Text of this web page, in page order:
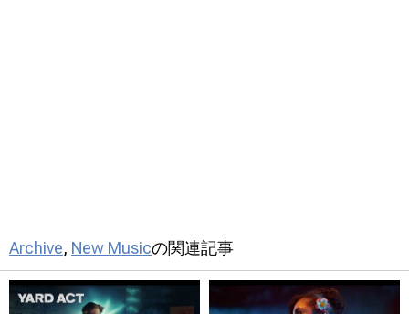
Archive, New Musicの関連記事